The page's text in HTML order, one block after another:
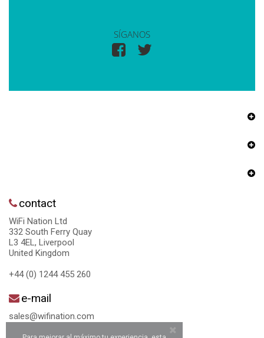
SÍGANOS
contact
WiFi Nation Ltd
332 South Ferry Quay
L3 4EL, Liverpool
United Kingdom
+44 (0) 1244 455 260
e-mail
sales@wifination.com